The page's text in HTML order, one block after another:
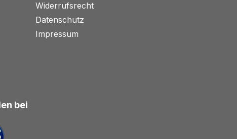
Widerrufsrecht
Datenschutz
Impressum
bei